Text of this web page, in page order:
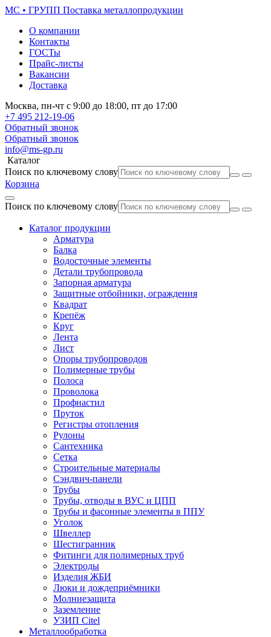
МС • ГРУПП Поставка металлопродукции
О компании
Контакты
ГОСТы
Прайс-листы
Вакансии
Доставка
Москва, пн-чт с 9:00 до 18:00, пт до 17:00
+7 495 212-19-06
Обратный звонок
Обратный звонок
info@ms-gp.ru
Каталог
Поиск по ключевому слову
Корзина
Поиск по ключевому слову
Каталог продукции
Арматура
Балка
Водосточные элементы
Детали трубопровода
Запорная арматура
Защитные отбойники, ограждения
Квадрат
Крепёж
Круг
Лента
Лист
Опоры трубопроводов
Полимерные трубы
Полоса
Проволока
Профнастил
Пруток
Регистры отопления
Рулоны
Сантехника
Сетка
Строительные материалы
Сэндвич-панели
Трубы
Трубы, отводы в ВУС и ЦПП
Трубы и фасонные элементы в ППУ
Уголок
Швеллер
Шестигранник
Фитинги для полимерных труб
Электроды
Изделия ЖБИ
Люки и дождеприёмники
Молниезащита
Заземление
УЗИП Citel
Металлообработка